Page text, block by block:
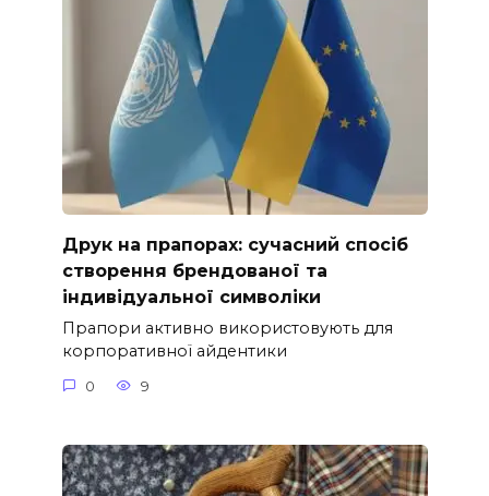
Друк на прапорах: сучасний спосіб
створення брендованої та
індивідуальної символіки
Прапори активно використовують для
корпоративної айдентики
0 9